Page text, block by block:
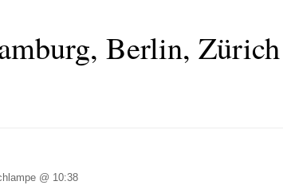
Berlin, Zürich
@ 10:38